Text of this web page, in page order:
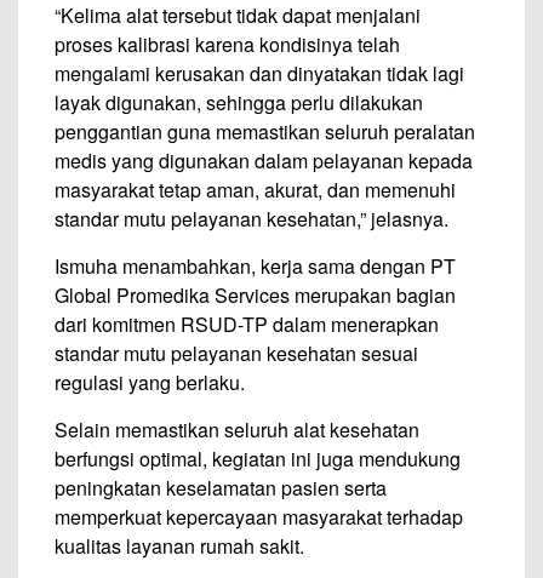
“Kelima alat tersebut tidak dapat menjalani
proses kalibrasi karena kondisinya telah
mengalami kerusakan dan dinyatakan tidak lagi
layak digunakan, sehingga perlu dilakukan
penggantian guna memastikan seluruh peralatan
medis yang digunakan dalam pelayanan kepada
masyarakat tetap aman, akurat, dan memenuhi
standar mutu pelayanan kesehatan,” jelasnya.
Ismuha menambahkan, kerja sama dengan PT
Global Promedika Services merupakan bagian
dari komitmen RSUD-TP dalam menerapkan
standar mutu pelayanan kesehatan sesuai
regulasi yang berlaku.
Selain memastikan seluruh alat kesehatan
berfungsi optimal, kegiatan ini juga mendukung
peningkatan keselamatan pasien serta
memperkuat kepercayaan masyarakat terhadap
kualitas layanan rumah sakit.